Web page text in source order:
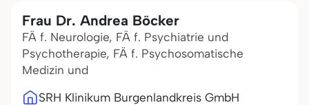
Frau Dr. Andrea Böcker
FÄ f. Neurologie, FÄ f. Psychiatrie und
Psychotherapie, FÄ f. Psychosomatische
Medizin und
SRH Klinikum Burgenlandkreis GmbH